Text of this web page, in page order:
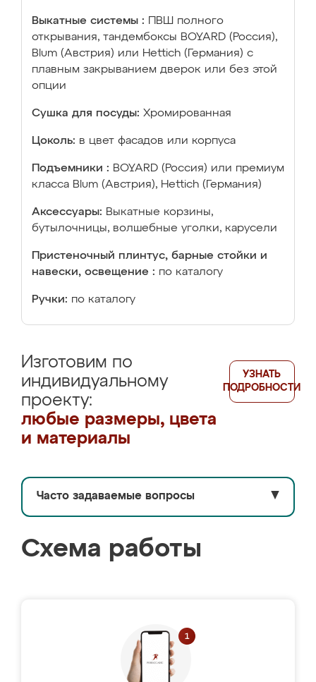
Выкатные системы :
ПВШ полного
открывания, тандембоксы BOYARD (Россия),
Blum (Австрия) или Hettich (Германия) с
плавным закрыванием дверок или без этой
опции
Сушка для посуды: Хромированная
Цоколь: в цвет фасадов или корпуса
Подъемники : BOYARD (Россия) или премиум
класса Blum (Австрия), Hettich (Германия)
Аксессуары: Выкатные корзины,
бутылочницы, волшебные уголки, карусели
Пристеночный плинтус, барные стойки и
навески, освещение : по каталогу
Ручки: по каталогу
Изготовим по
индивидуальному
проекту:
любые размеры, цвета
и материалы
УЗНАТЬ
ПОДРОБНОСТИ
Часто задаваемые вопросы ▼
Схема работы